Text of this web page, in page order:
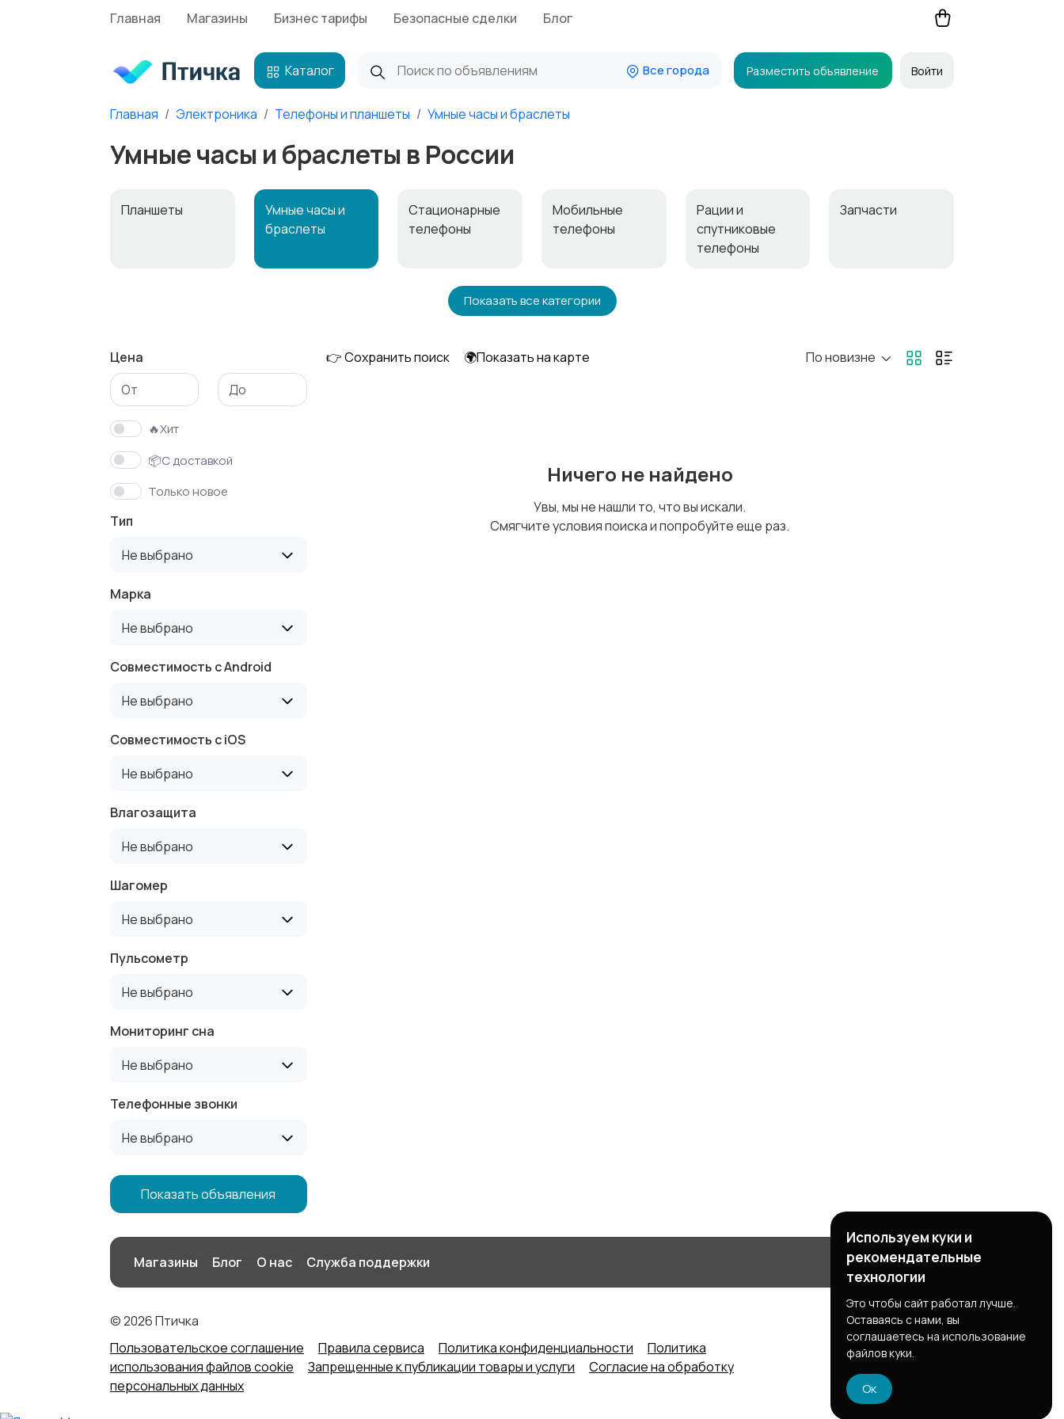
Главная Магазины Бизнес тарифы Безопасные сделки Блог
Каталог Все города Разместить объявление Войти
Главная Электроника Телефоны и планшеты Умные часы и браслеты
Умные часы и браслеты в России
Планшеты
Умные часы и
браслеты
Стационарные
телефоны
Мобильные
телефоны
Рации и
спутниковые
телефоны
Запчасти
Чехлы Аксессуары
Показать все категории
Цена
🔥Хит
📦С доставкой
Только новое
Тип
Не выбрано
Марка
Не выбрано
Совместимость с Android
Не выбрано
Совместимость с iOS
Не выбрано
Влагозащита
Не выбрано
Шагомер
Не выбрано
Пульсометр
Не выбрано
Мониторинг сна
Не выбрано
Телефонные звонки
Не выбрано
Показать объявления
👉 Сохранить поиск 🌍Показать на карте По новизне
Ничего не найдено
Увы, мы не нашли то, что вы искали.
Смягчите условия поиска и попробуйте еще раз.
Магазины Блог О нас Служба поддержки
© 2026 Птичка
Пользовательское соглашение
Правила сервиса Политика конфиденциальности
Политика
использования файлов cookie
Запрещенные к публикации товары и услуги
Согласие на обработку
персональных данных
Используем куки и
рекомендательные
технологии
Это чтобы сайт работал лучше.
Оставаясь с нами, вы
соглашаетесь на использование
файлов куки.
Ок